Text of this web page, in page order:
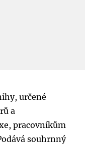
určené
a
pracovníkům
souhrnný